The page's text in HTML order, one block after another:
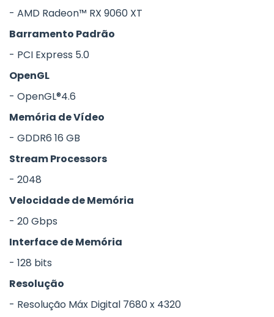
- AMD Radeon™ RX 9060 XT
Barramento Padrão
- PCI Express 5.0
OpenGL
- OpenGL®4.6
Memória de Vídeo
- GDDR6 16 GB
Stream Processors
- 2048
Velocidade de Memória
- 20 Gbps​
Interface de Memória
- 128 bits
Resolução
- Resolução Máx Digital 7680 x 4320